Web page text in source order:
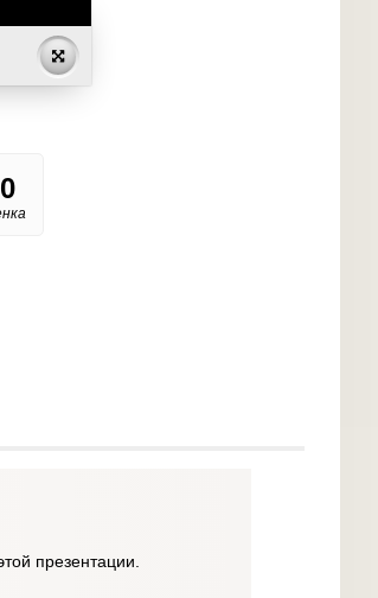
презентации.